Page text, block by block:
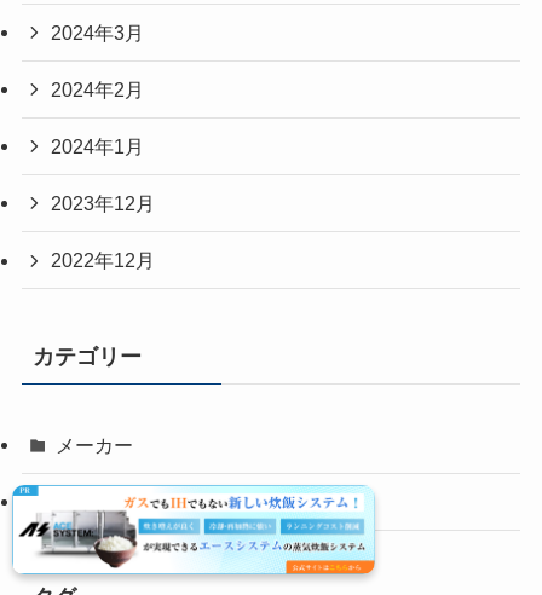
2024年3月
2024年2月
2024年1月
2023年12月
2022年12月
カテゴリー
メーカー
基礎知識